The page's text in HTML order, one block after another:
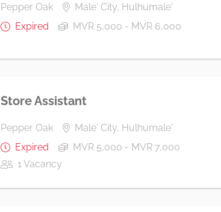
Pepper Oak
Male' City, Hulhumale'
Expired
MVR 5,000 - MVR 6,000
Store Assistant
Pepper Oak
Male' City, Hulhumale'
Expired
MVR 5,000 - MVR 7,000
1 Vacancy